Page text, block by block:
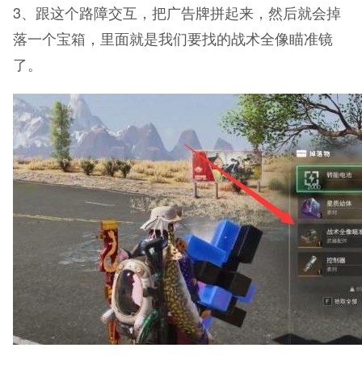
3、跟这个路障交互，把广告牌拼起来，然后就会掉
落一个宝箱，里面就是我们要找的战术全像瞄准镜
了。